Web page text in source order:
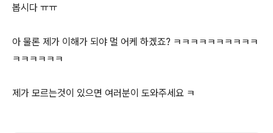
봅시다 ㅠㅠ
아 물론 제가 이해가 되야 멀 어케 하겠죠? ㅋㅋㅋㅋㅋㅋㅋㅋㅋㅋ
ㅋㅋㅋㅋㅋㅋ
제가 모르는것이 있으면 여러분이 도와주세요 ㅋ